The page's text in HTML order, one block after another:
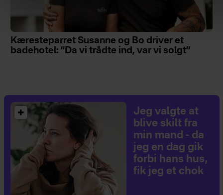
Kæresteparret Susanne og Bo driver et
badehotel: ”Da vi trådte ind, var vi solgt”
Jeg valgte at
blive skilt fra
min mand - da
jeg en dag gik
forbi hans hus,
fik jeg et chok